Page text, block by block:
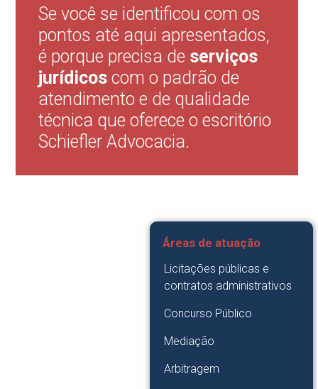
Se você se identificou com os
pontos até aqui apresentados,
é porque precisa de serviços
jurídicos com o padrão de
atendimento e de qualidade
técnica que oferece o escritório
Schiefler Advocacia.
Áreas de atuação
Licitações públicas e
contratos administrativos
Concurso Público
Mediação
Arbitragem